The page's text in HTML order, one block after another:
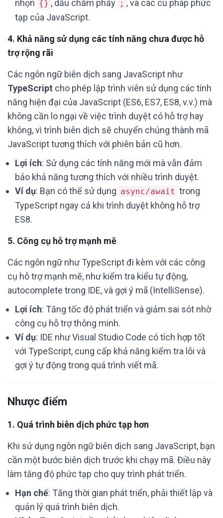
nhọn {} , dấu chấm phẩy ; , và các cú pháp phức
tạp của JavaScript.
4. Khả năng sử dụng các tính năng chưa được hỗ
trợ rộng rãi
Các ngôn ngữ biên dịch sang JavaScript như
TypeScript cho phép lập trình viên sử dụng các tính
năng hiện đại của JavaScript (ES6, ES7, ES8, v.v.) mà
không cần lo ngại về việc trình duyệt có hỗ trợ hay
không, vì trình biên dịch sẽ chuyển chúng thành mã
JavaScript tương thích với phiên bản cũ hơn.
Lợi ích: Sử dụng các tính năng mới mà vẫn đảm
bảo khả năng tương thích với nhiều trình duyệt.
Ví dụ: Bạn có thể sử dụng async/await trong
TypeScript ngay cả khi trình duyệt không hỗ trợ
ES8.
5. Công cụ hỗ trợ mạnh mẽ
Các ngôn ngữ như TypeScript đi kèm với các công
cụ hỗ trợ mạnh mẽ, như kiểm tra kiểu tự động,
autocomplete trong IDE, và gợi ý mã (IntelliSense).
Lợi ích: Tăng tốc độ phát triển và giảm sai sót nhờ
công cụ hỗ trợ thông minh.
Ví dụ: IDE như Visual Studio Code có tích hợp tốt
với TypeScript, cung cấp khả năng kiểm tra lỗi và
gợi ý tự động trong quá trình viết mã.
Nhược điểm
1. Quá trình biên dịch phức tạp hơn
Khi sử dụng ngôn ngữ biên dịch sang JavaScript, bạn
cần một bước biên dịch trước khi chạy mã. Điều này
làm tăng độ phức tạp cho quy trình phát triển.
Hạn chế: Tăng thời gian phát triển, phải thiết lập và
quản lý quá trình biên dịch.